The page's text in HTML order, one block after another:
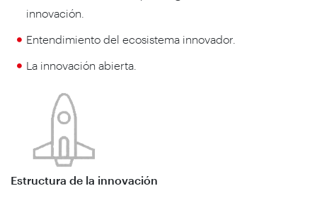
innovación.
Entendimiento del ecosistema innovador.
La innovación abierta.
Estructura de la innovación